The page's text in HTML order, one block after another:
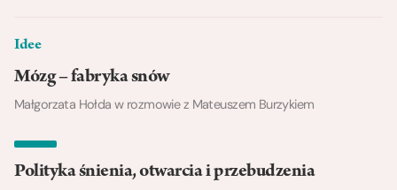
Idee
Mózg – fabryka snów
Małgorzata Hołda w rozmowie z Mateuszem Burzykiem
Polityka śnienia, otwarcia i przebudzenia